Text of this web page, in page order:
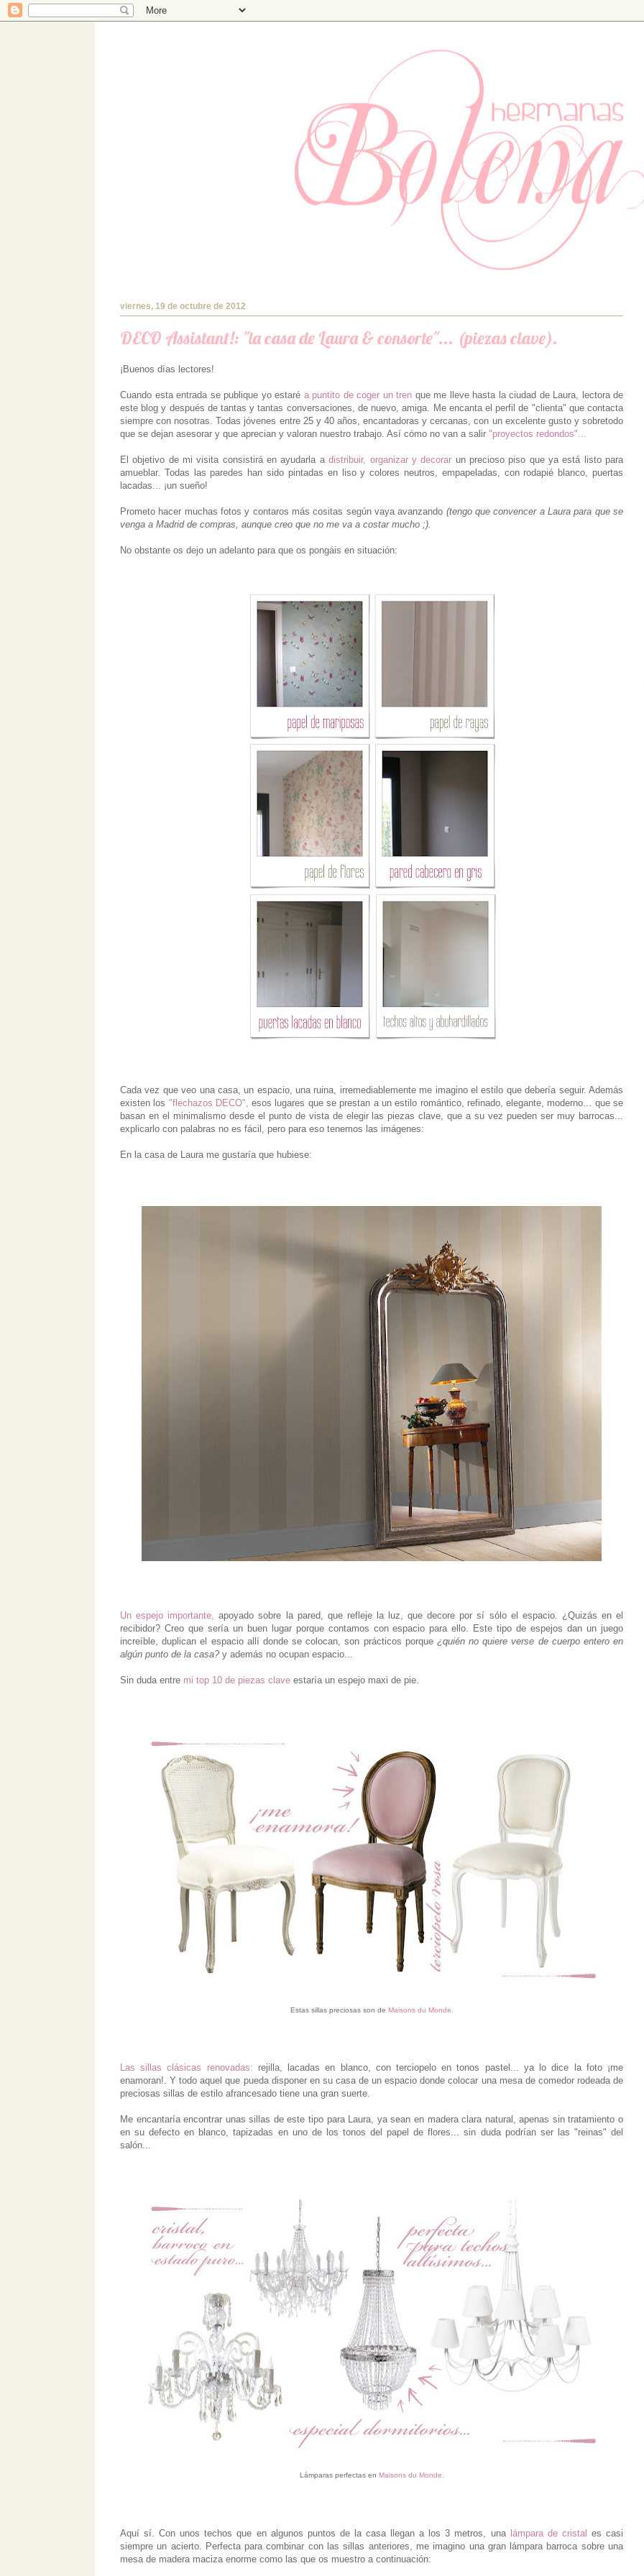
Estudio de diseño con TIENDA ONLINE propia. Especializados en bodas y eventos, también tenemos un
viernes, 19 de octubre de 2012
DECO Assistant!: "la casa de Laura & consorte"... (piezas clave).
¡Buenos días lectores!
Cuando esta entrada se publique yo estaré a puntito de coger un tren que me lleve hasta la ciudad de Laura, lectora de
este blog y después de tantas y tantas conversaciones, de nuevo, amiga. Me encanta el perfil de "clienta" que contacta
siempre con nosotras. Todas jóvenes entre 25 y 40 años, encantadoras y cercanas, con un excelente gusto y sobretodo
que se dejan asesorar y que aprecian y valoran nuestro trabajo. Así cómo no van a salir "proyectos redondos"...
El objetivo de mi visita consistirá en ayudarla adistribuir, organizar y decorar un precioso piso que ya está listo para
amueblar. Todas las paredes han sido pintadas en liso y colores neutros, empapeladas, con rodapié blanco, puertas
lacadas... ¡un sueño!
Prometo hacer muchas fotos y contaros más cositas según vaya avanzando (tengo que convencer a Laura para que se
venga a Madrid de compras, aunque creo que no me va a costar mucho ;).
No obstante os dejo un adelanto para que os pongáis en situación:
Cada vez que veo una casa, un espacio, una ruina, irremediablemente me imagino el estilo que debería seguir. Además
existen los "flechazos DECO", esos lugares que se prestan a un estilo romántico, refinado, elegante, moderno... que se
basan en el minimalismo desde el punto de vista de elegir las piezas clave, que a su vez pueden ser muy barrocas...
explicarlo con palabras no es fácil, pero para eso tenemos las imágenes:
En la casa de Laura me gustaría que hubiese:
Un espejo importante,
apoyado sobre la pared, que refleje la luz, que decore por sí sólo el espacio. ¿Quizás en el
recibidor? Creo que sería un buen lugar porque contamos con espacio para ello. Este tipo de espejos dan un juego
increíble, duplican el espacio allí donde se colocan, son prácticos porque ¿quién no quiere verse de cuerpo entero en
algún punto de la casa? y además no ocupan espacio...
Sin duda entre mi top 10 de piezas clave estaría un espejo maxi de pie.
Estas sillas preciosas son de Maisons du Monde.
Las sillas clásicas renovadas: rejilla, lacadas en blanco, con terciopelo en tonos pastel... ya lo dice la foto ¡me
enamoran!. Y todo aquel que pueda disponer en su casa de un espacio donde colocar una mesa de comedor rodeada de
preciosas sillas de estilo afrancesado tiene una gran suerte.
Me encantaría encontrar unas sillas de este tipo para Laura, ya sean en madera clara natural, apenas sin tratamiento o
en su defecto en blanco, tapizadas en uno de los tonos del papel de flores... sin duda podrían ser las "reinas" del
salón...
Lámparas perfectas en Maisons du Monde.
Aquí sí. Con unos techos que en algunos puntos de la casa llegan a los 3 metros, una lámpara de cristal es casi
siempre un acierto. Perfecta para combinar con las sillas anteriores, me imagino una gran lámpara barroca sobre una
mesa de madera maciza enorme como las que os muestro a continuación: